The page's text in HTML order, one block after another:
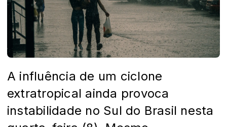
A influência de um ciclone
extratropical ainda provoca
instabilidade no Sul do Brasil nesta